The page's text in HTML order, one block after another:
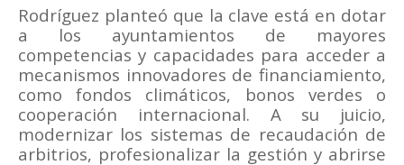
Rodríguez planteó que la clave está en dotar
a los ayuntamientos de mayores
competencias y capacidades para acceder a
mecanismos innovadores de financiamiento,
como fondos climáticos, bonos verdes o
cooperación internacional. A su juicio,
modernizar los sistemas de recaudación de
arbitrios, profesionalizar la gestión y abrirse